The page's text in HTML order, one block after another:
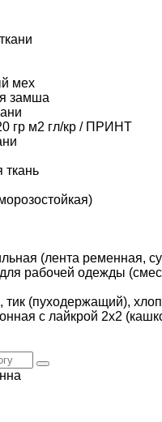
мех
замша
гр м2 гл/кр / ПРИНТ
ткань
(лента ременная,
рабочей одежды
тик (пуходержащий),
с лайкрой 2х2